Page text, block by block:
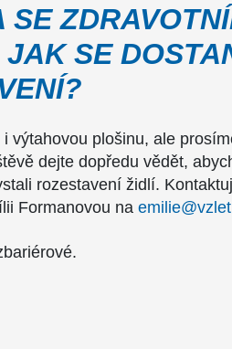
SE
SE
výtahovou plošinu, ale
dejte dopředu vědět,
rozestavení židlí.
Formanovou na